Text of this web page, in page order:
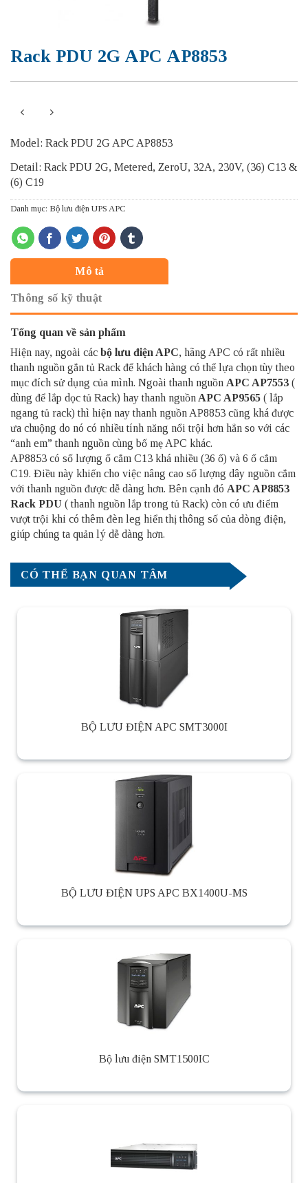
Rack PDU 2G APC AP8853
Model: Rack PDU 2G APC AP8853
Detail: Rack PDU 2G, Metered, ZeroU, 32A, 230V, (36) C13 &
(6) C19
Danh mục: Bộ lưu điện UPS APC
Mô tả
Thông số kỹ thuật
Tổng quan về sản phẩm
Hiện nay, ngoài các bộ lưu điện APC, hãng APC có rất nhiều
thanh nguồn gắn tủ Rack để khách hàng có thể lựa chọn tùy theo
mục đích sử dụng của mình. Ngoài thanh nguồn APC AP7553 (
dùng để lắp dọc tủ Rack) hay thanh nguồn APC AP9565 ( lắp
ngang tủ rack) thì hiện nay thanh nguồn AP8853 cũng khá được
ưa chuộng do nó có nhiều tính năng nổi trội hơn hẳn so với các
“anh em” thanh nguồn cùng bố mẹ APC khác.
AP8853 có số lượng ổ cắm C13 khá nhiều (36 ổ) và 6 ổ cắm
C19. Điều này khiến cho việc nâng cao số lượng dây nguồn cắm
với thanh nguồn được dễ dàng hơn. Bên cạnh đó APC AP8853
Rack PDU ( thanh nguồn lắp trong tủ Rack) còn có ưu điểm
vượt trội khi có thêm đèn leg hiển thị thông số của dòng điện,
giúp chúng ta quản lý dễ dàng hơn.
CÓ THỂ BẠN QUAN TÂM
BỘ LƯU ĐIỆN APC SMT3000I
BỘ LƯU ĐIỆN UPS APC BX1400U-MS
Bộ lưu điện SMT1500IC